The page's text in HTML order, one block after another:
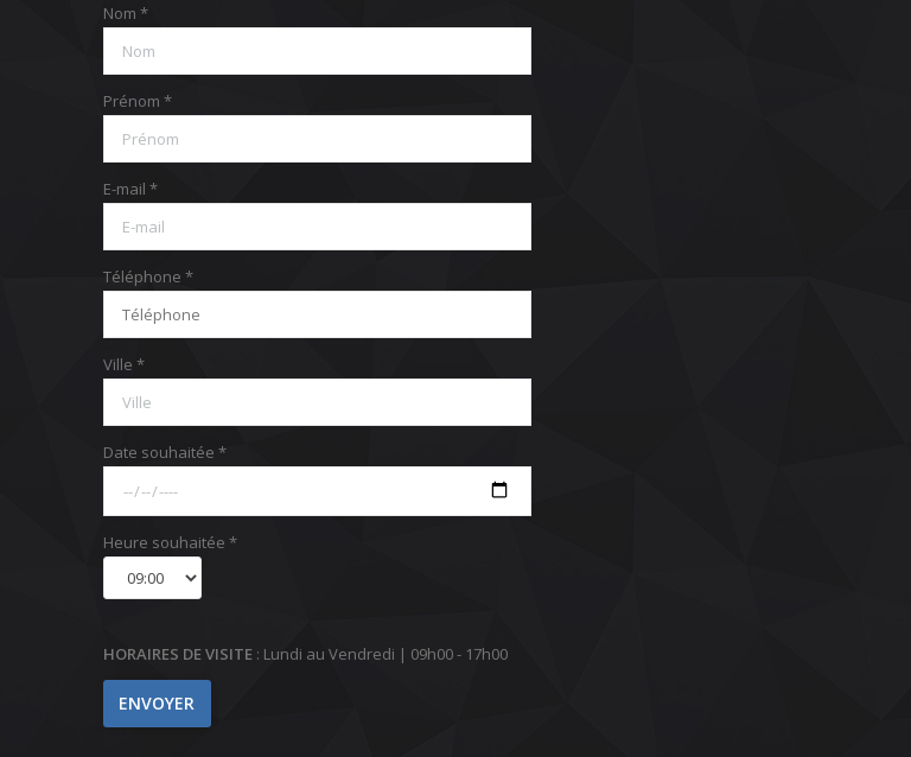
Nom *
Prénom *
E-mail *
Téléphone *
Ville *
Date souhaitée *
Heure souhaitée *
HORAIRES DE VISITE : Lundi au Vendredi | 09h00 - 17h00